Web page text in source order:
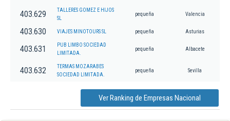
403.629
TALLERES GOMEZ E HIJOS
SL
pequeña Valencia
403.630 VIAJES MINOTOURS SL pequeña Asturias
403.631
PUB LIMBO SOCIEDAD
LIMITADA.
pequeña Albacete
403.632
TERMAS MOZARABES
SOCIEDAD LIMITADA.
pequeña Sevilla
Ver Ranking de Empresas Nacional